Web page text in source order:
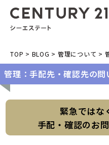
TOP > BLOG > 管理について >
管理：手配先・確認先の問
緊急ではな
手配・確認のお